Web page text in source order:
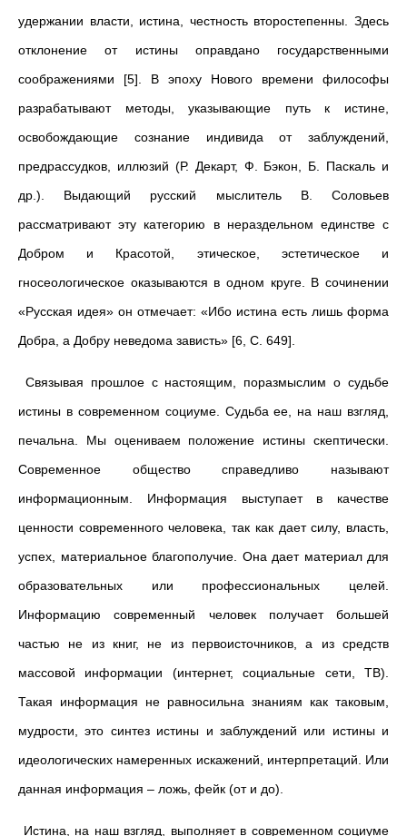
удержании власти, истина, честность второстепенны. Здесь
отклонение от истины оправдано государственными
соображениями [5]. В эпоху Нового времени философы
разрабатывают методы, указывающие путь к истине,
освобождающие сознание индивида от заблуждений,
предрассудков, иллюзий (Р. Декарт, Ф. Бэкон, Б. Паскаль и
др.). Выдающий русский мыслитель В. Соловьев
рассматривают эту категорию в нераздельном единстве с
Добром и Красотой, этическое, эстетическое и
гносеологическое оказываются в одном круге. В сочинении
«Русская идея» он отмечает: «Ибо истина есть лишь форма
Добра, а Добру неведома зависть» [6, C. 649].
Связывая прошлое с настоящим, поразмыслим о судьбе
истины в современном социуме. Судьба ее, на наш взгляд,
печальна. Мы оцениваем положение истины скептически.
Современное общество справедливо называют
информационным. Информация выступает в качестве
ценности современного человека, так как дает силу, власть,
успех, материальное благополучие. Она дает материал для
образовательных или профессиональных целей.
Информацию современный человек получает большей
частью не из книг, не из первоисточников, а из средств
массовой информации (интернет, социальные сети, ТВ).
Такая информация не равносильна знаниям как таковым,
мудрости, это синтез истины и заблуждений или истины и
идеологических намеренных искажений, интерпретаций. Или
данная информация – ложь, фейк (от и до).
Истина, на наш взгляд, выполняет в современном социуме